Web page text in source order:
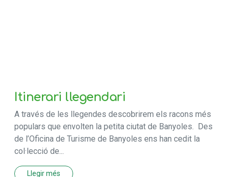
Itinerari llegendari
A través de les llegendes descobrirem els racons més
populars que envolten la petita ciutat de Banyoles. Des
de l’Oficina de Turisme de Banyoles ens han cedit la
col·lecció de...
Llegir més